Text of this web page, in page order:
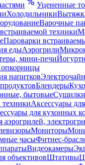
Уцененные
Холодильники
Варочные
техники
Пароварки
едыАэрогрили
мини-печи
напитков
Блендеры
бытовыеСушилки
техникиАксессуары
для кухонных
аэрогрилей,
Мониторы
часыФитнес-
Видеокамеры
объективовШтативы